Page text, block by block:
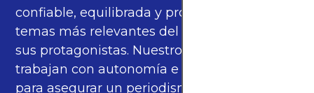
confiable, equilibrada y propia sobre los
temas más relevantes del fútbol mundial y
sus protagonistas. Nuestros periodistas
trabajan con autonomía e independencia
para asegurar un periodismo de calidad,